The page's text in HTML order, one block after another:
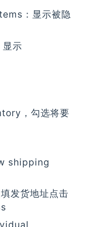
：显示被隐
显示
，勾选将要
shipping
发货地址点击